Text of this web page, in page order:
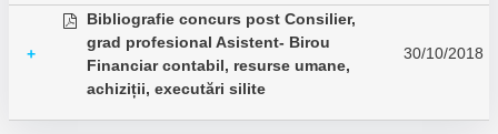
+
Bibliografie concurs post Consilier,
grad profesional Asistent- Birou
Financiar contabil, resurse umane,
achiziții, executări silite
30/10/2018